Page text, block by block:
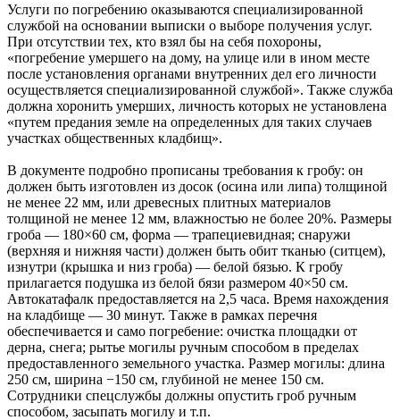
Услуги по погребению оказываются специализированной
службой на основании выписки о выборе получения услуг.
При отсутствии тех, кто взял бы на себя похороны,
«погребение умершего на дому, на улице или в ином месте
после установления органами внутренних дел его личности
осуществляется специализированной службой». Также служба
должна хоронить умерших, личность которых не установлена
«путем предания земле на определенных для таких случаев
участках общественных кладбищ».
В документе подробно прописаны требования к гробу: он
должен быть изготовлен из досок (осина или липа) толщиной
не менее 22 мм, или древесных плитных материалов
толщиной не менее 12 мм, влажностью не более 20%. Размеры
гроба — 180×60 см, форма — трапециевидная; снаружи
(верхняя и нижняя части) должен быть обит тканью (ситцем),
изнутри (крышка и низ гроба) — белой бязью. К гробу
прилагается подушка из белой бязи размером 40×50 см.
Автокатафалк предоставляется на 2,5 часа. Время нахождения
на кладбище — 30 минут. Также в рамках перечня
обеспечивается и само погребение: очистка площадки от
дерна, снега; рытье могилы ручным способом в пределах
предоставленного земельного участка. Размер могилы: длина
250 см, ширина −150 см, глубиной не менее 150 см.
Сотрудники спецслужбы должны опустить гроб ручным
способом, засыпать могилу и т.п.